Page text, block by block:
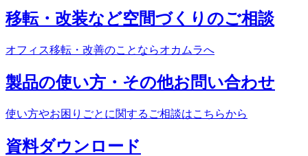
移転・改装など空間づくりのご相談
オフィス移転・改善のことならオカムラへ
製品の使い方・ その他お問い合わせ
使い方やお困りごとに関する ご相談はこちらから
資料ダウンロード